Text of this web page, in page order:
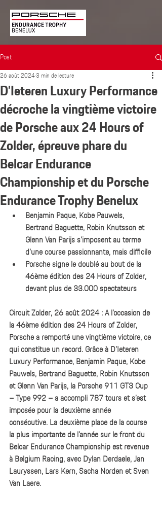
Post
D’Ieteren Luxury Performance
décroche la vingtième victoire
de Porsche aux 24 Hours of
Zolder, épreuve phare du
Belcar Endurance
Championship et du Porsche
Endurance Trophy Benelux
26 août 20243 min de lecture
Benjamin Paque, Kobe Pauwels,
Bertrand Baguette, Robin Knutsson et
Glenn Van Parijs s’imposent au terme
d’une course passionnante, mais difficile
Porsche signe le doublé au bout de la
46ème édition des 24 Hours of Zolder,
devant plus de 33.000 spectateurs
Circuit Zolder, 26 août 2024 : A l’occasion de
la 46ème édition des 24 Hours of Zolder,
Porsche a remporté une vingtième victoire, ce
qui constitue un record. Grâce à D’Ieteren
Luxury Performance, Benjamin Paque, Kobe
Pauwels, Bertrand Baguette, Robin Knutsson
et Glenn Van Parijs, la Porsche 911 GT3 Cup
– Type 992 – a accompli 787 tours et s’est
imposée pour la deuxième année
consécutive. La deuxième place de la course
la plus importante de l’année sur le front du
Belcar Endurance Championship est revenue
à Belgium Racing, avec Dylan Derdaele, Jan
Lauryssen, Lars Kern, Sacha Norden et Sven
Van Laere.